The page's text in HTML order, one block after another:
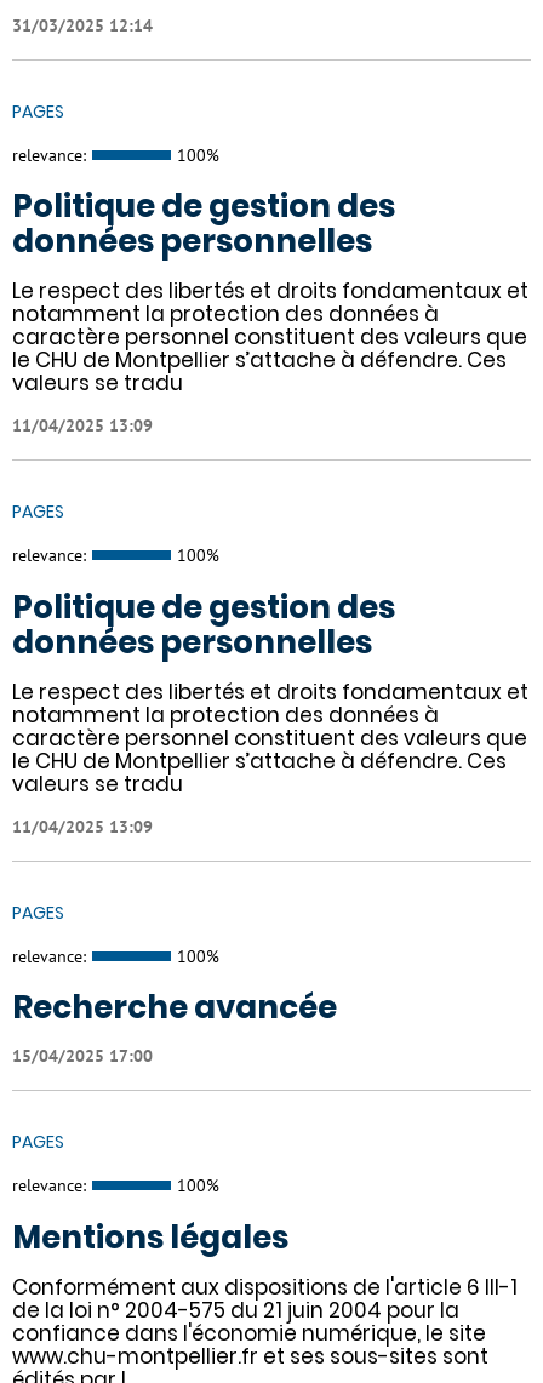
31/03/2025 12:14
PAGES
relevance: 100%
Politique de gestion des
données personnelles
Le respect des libertés et droits fondamentaux et
notamment la protection des données à
caractère personnel constituent des valeurs que
le CHU de Montpellier s’attache à défendre. Ces
valeurs se tradu
11/04/2025 13:09
PAGES
relevance: 100%
Politique de gestion des
données personnelles
Le respect des libertés et droits fondamentaux et
notamment la protection des données à
caractère personnel constituent des valeurs que
le CHU de Montpellier s’attache à défendre. Ces
valeurs se tradu
11/04/2025 13:09
PAGES
relevance: 100%
Recherche avancée
15/04/2025 17:00
PAGES
relevance: 100%
Mentions légales
Conformément aux dispositions de l'article 6 III-1
de la loi n° 2004-575 du 21 juin 2004 pour la
confiance dans l'économie numérique, le site
www.chu-montpellier.fr et ses sous-sites sont